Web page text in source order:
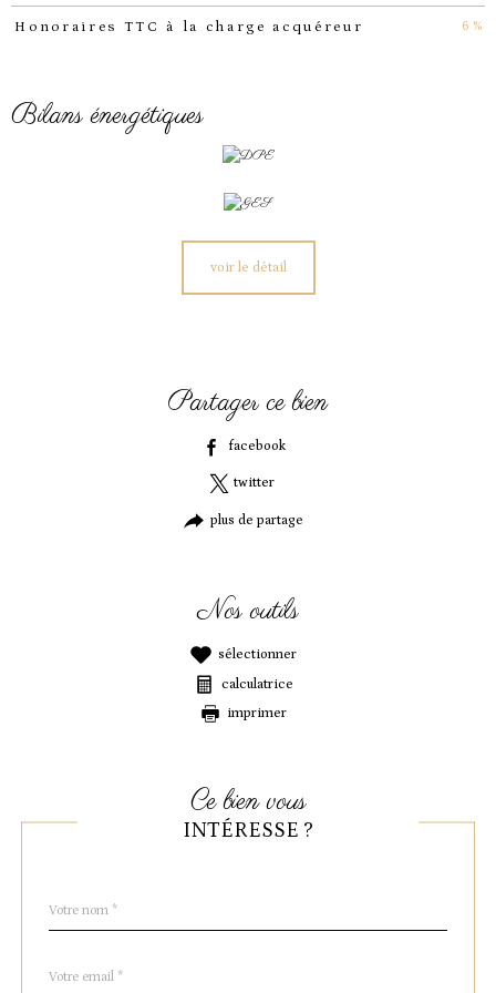
Honoraires TTC à la charge acquéreur 6 %
bilans énergétiques
voir le détail
partager ce bien
facebook
twitter
plus de partage
nos outils
sélectionner
calculatrice
imprimer
ce bien vous
INTÉRESSE ?
*
*